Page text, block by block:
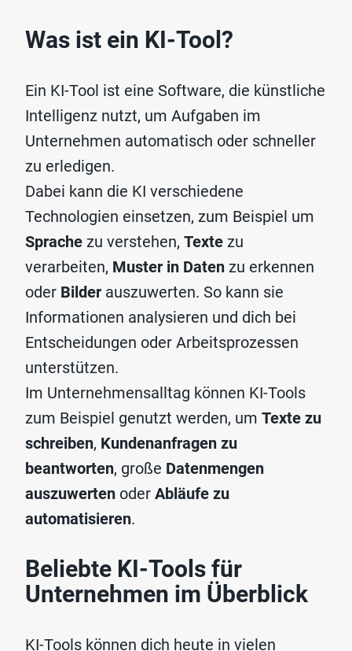
Was ist ein KI-Tool?
Ein KI-Tool ist eine Software, die künstliche
Intelligenz nutzt, um Aufgaben im
Unternehmen automatisch oder schneller
zu erledigen.
Dabei kann die KI verschiedene
Technologien einsetzen, zum Beispiel um
Sprache zu verstehen, Texte zu
verarbeiten, Muster in Daten zu erkennen
oder Bilder auszuwerten. So kann sie
Informationen analysieren und dich bei
Entscheidungen oder Arbeitsprozessen
unterstützen.
Im Unternehmensalltag können KI-Tools
zum Beispiel genutzt werden, um Texte zu
schreiben, Kundenanfragen zu
beantworten, große Datenmengen
auszuwerten oder Abläufe zu
automatisieren.
Beliebte KI-Tools für
Unternehmen im Überblick
KI-Tools können dich heute in vielen